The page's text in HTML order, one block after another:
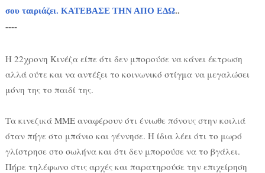
σου ταιριάζει. ΚΑΤΕΒΑΣΕ ΤΗΝ ΑΠΟ ΕΔΩ..
----
Η 22χρονη Κινέζα είπε ότι δεν μπορούσε να κάνει έκτρωση
αλλά ούτε και να αντέξει το κοινωνικό στίγμα να μεγαλώσει
μόνη της το παιδί της.
Τα κινεζικά ΜΜΕ αναφέρουν ότι ένιωθε πόνους στην κοιλιά
όταν πήγε στο μπάνιο και γέννησε. Η ίδια λέει ότι το μωρό
γλίστρησε στο σωλήνα και ότι δεν μπορούσε να το βγάλει.
Πήρε τηλέφωνο στις αρχές και παρατηρούσε την επιχείρηση